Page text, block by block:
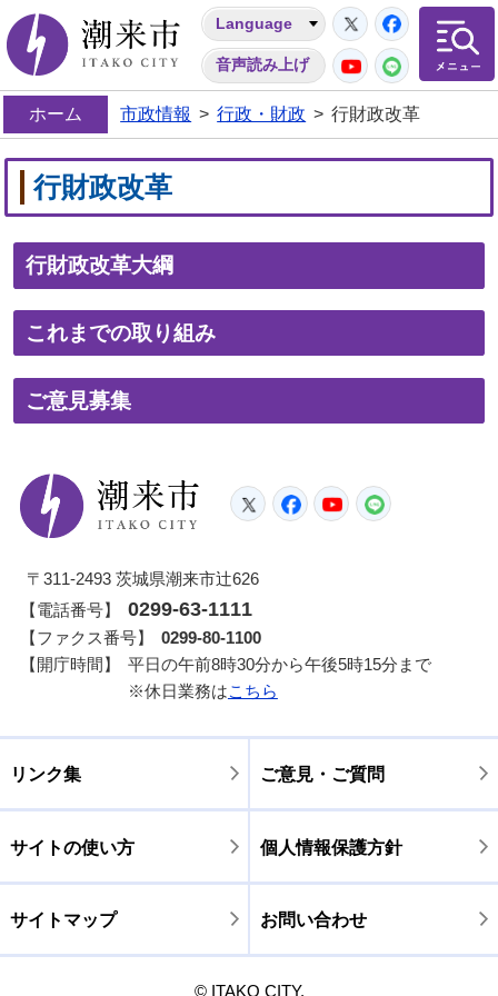
潮来市
Language
音声読み上げ
Twitter
YouTube
LINE
ホーム 市政情報 > 行政・財政 > 行財政改革
行財政改革
行財政改革大綱
これまでの取り組み
ご意見募集
潮来市
TwitterFacebook
YouTube
〒311-2493 茨城県潮来市辻626
【電話番号】
0299-63-1111
【ファクス番号】
0299-80-1100
【開庁時間】
平日の午前8時30分から午後5時15分まで
※休日業務はこちら
リンク集 ご意見・ご質問
サイトの使い方 個人情報保護方針
サイトマップ お問い合わせ
© ITAKO CITY.